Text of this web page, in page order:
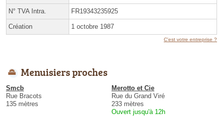
N° TVA Intra. FR19343235925
Création 1 octobre 1987
C'est votre entreprise ?
Menuisiers proches
Smcb
Rue Bracots
135 mètres
Merotto et Cie
Rue du Grand Viré
233 mètres
Ouvert jusqu'à 12h